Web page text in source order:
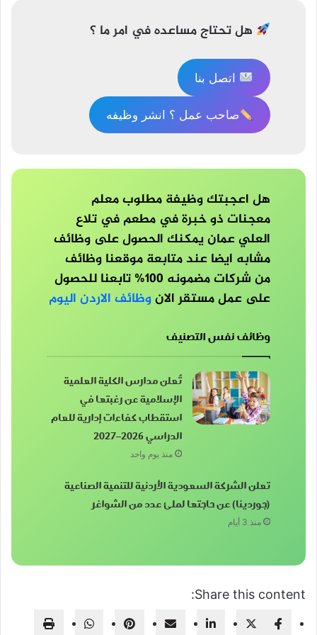
هل تحتاج مساعده في امر ما ؟
اتصل بنا
صاحب عمل ؟ انشر وظيفه
هل اعجبتك وظيفة مطلوب معلم
معجنات ذو خبرة في مطعم في تلاع
العلي عمان يمكنك الحصول على وظائف
مشابه ايضا عند متابعة موقعنا وظائف
من شركات مضمونه 100% تابعنا للحصول
على عمل مستقر الانوظائف الاردن اليوم
وظائف نفس التصنيف
تُعلن مدارس الكلية العلمية
الإسلامية عن رغبتها في
استقطاب كفاءات إدارية للعام
الدراسي 2026–2027
منذ يوم واحد
تعلن الشركة السعودية الأردنية للتنمية الصناعية
(جوردينا) عن حاجتها لملئ عدد من الشواغر
منذ 3 أيام
Share this content: